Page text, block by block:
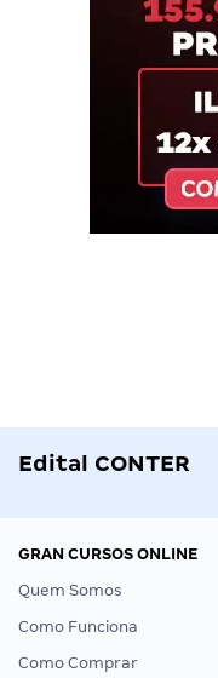
Edital CONTER
GRAN CURSOS ONLINE
Quem Somos
Como Funciona
Como Comprar